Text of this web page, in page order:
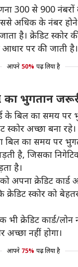
300 से 900 नंबरों
अधिक के नंबर होने
है। क्रेडिट स्कोर
आधार पर की जाती है।
आपने 50% पढ़ लिया है
का भुगतान
के बिल का समय पर
स्कोर अच्छा बना रहे।
का समय पर
है, जिसका
है।
अपना क्रेडिट कार्ड
क्रेडिट स्कोर को
क्रेडिट कार्ड/लोन
अच्छा नहीं होगा।
आपने 75% पढ़ लिया है